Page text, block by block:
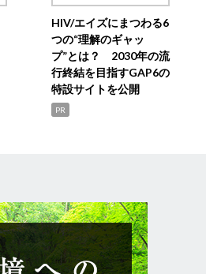
HIV/エイズにまつわる6
つの“理解のギャッ
プ”とは？ 2030年の流
行終結を目指すGAP6の
特設サイトを公開
PR